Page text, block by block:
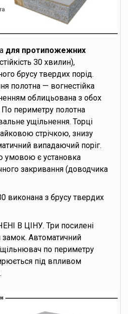
для протипожежних
30 хвилин),
брусу твердих порід.
полотна — вогнестійка
облицьована з обох
периметру полотна
ущільнення. Торці
стрічкою, знизу
випадаючий поріг.
умовою є установка
закривання (доводчика
виконана з брусу твердих
В ЦІНУ. Три посилені
замок. Автоматичний
по периметру
під впливом